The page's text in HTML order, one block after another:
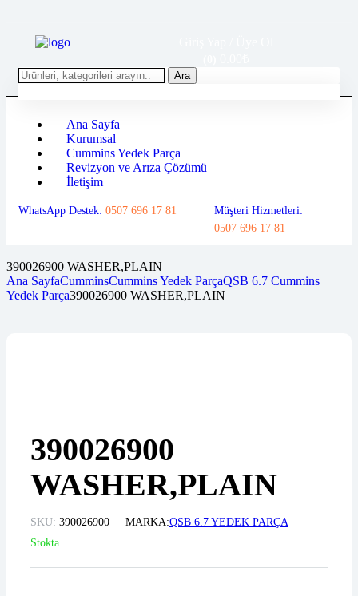
Ara
Ana Sayfa
Kurumsal
Cummins Yedek Parça
Revizyon ve Arıza Çözümü
İletişim
WhatsApp Destek: 0507 696 17 81
Müşteri Hizmetleri:
0507 696 17 81
390026900 WASHER,PLAIN
Ana SayfaCumminsCummins Yedek ParçaQSB 6.7 Cummins
Yedek Parça390026900 WASHER,PLAIN
390026900
WASHER,PLAIN
SKU: 390026900 MARKA:QSB 6.7 YEDEK PARÇA
Stokta